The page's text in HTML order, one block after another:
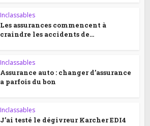
Inclassables
Les assurances commencent à
craindre les accidents de...
Inclassables
Assurance auto : changer d’assurance
a parfois du bon
Inclassables
J’ai testé le dégivreur Karcher EDI4